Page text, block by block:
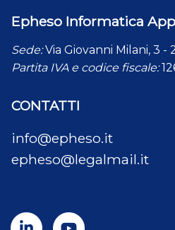
Epheso Informatica
Sede:Via Giovanni Milani, 3 -
Partita IVA e codice fiscale:
CONTATTI
info@epheso.it
epheso@legalmail.it